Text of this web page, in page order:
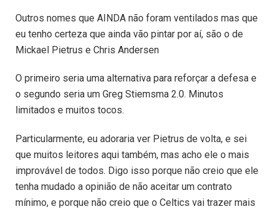
Outros nomes que AINDA não foram ventilados mas que
eu tenho certeza que ainda vão pintar por aí, são o de
Mickael Pietrus e Chris Andersen
O primeiro seria uma alternativa para reforçar a defesa e
o segundo seria um Greg Stiemsma 2.0. Minutos
limitados e muitos tocos.
Particularmente, eu adoraria ver Pietrus de volta, e sei
que muitos leitores aqui também, mas acho ele o mais
improvável de todos. Digo isso porque não creio que ele
tenha mudado a opinião de não aceitar um contrato
mínimo, e porque não creio que o Celtics vai trazer mais